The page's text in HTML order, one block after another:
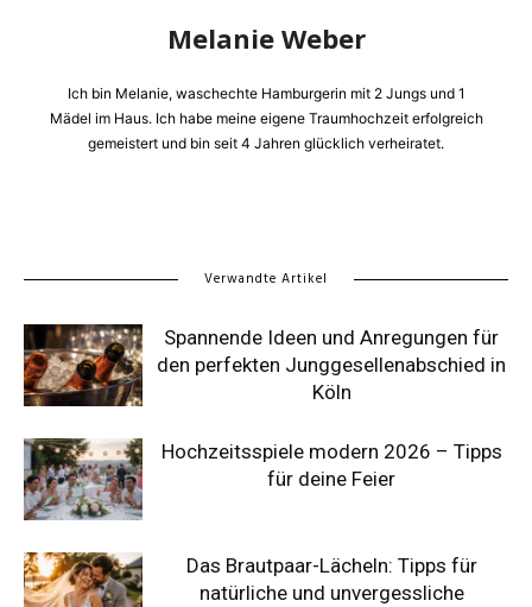
Melanie Weber
Ich bin Melanie, waschechte Hamburgerin mit 2 Jungs und 1
Mädel im Haus. Ich habe meine eigene Traumhochzeit erfolgreich
gemeistert und bin seit 4 Jahren glücklich verheiratet.
Verwandte Artikel
Spannende Ideen und Anregungen für
den perfekten Junggesellenabschied in
Köln
Hochzeitsspiele modern 2026 – Tipps
für deine Feier
Das Brautpaar-Lächeln: Tipps für
natürliche und unvergessliche